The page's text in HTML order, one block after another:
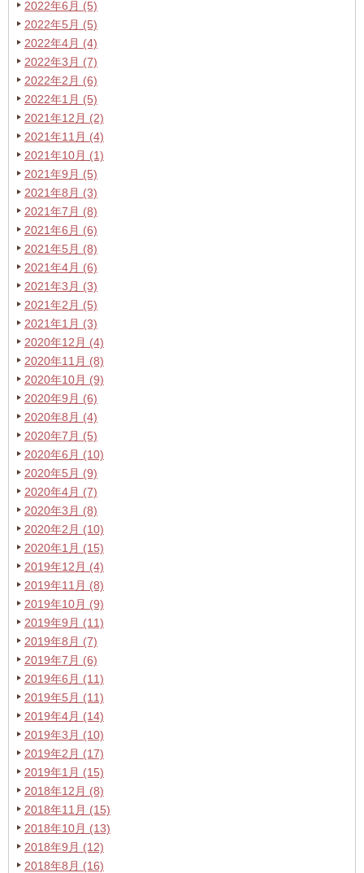
2022年6月 (5)
2022年5月 (5)
2022年4月 (4)
2022年3月 (7)
2022年2月 (6)
2022年1月 (5)
2021年12月 (2)
2021年11月 (4)
2021年10月 (1)
2021年9月 (5)
2021年8月 (3)
2021年7月 (8)
2021年6月 (6)
2021年5月 (8)
2021年4月 (6)
2021年3月 (3)
2021年2月 (5)
2021年1月 (3)
2020年12月 (4)
2020年11月 (8)
2020年10月 (9)
2020年9月 (6)
2020年8月 (4)
2020年7月 (5)
2020年6月 (10)
2020年5月 (9)
2020年4月 (7)
2020年3月 (8)
2020年2月 (10)
2020年1月 (15)
2019年12月 (4)
2019年11月 (8)
2019年10月 (9)
2019年9月 (11)
2019年8月 (7)
2019年7月 (6)
2019年6月 (11)
2019年5月 (11)
2019年4月 (14)
2019年3月 (10)
2019年2月 (17)
2019年1月 (15)
2018年12月 (8)
2018年11月 (15)
2018年10月 (13)
2018年9月 (12)
2018年8月 (16)